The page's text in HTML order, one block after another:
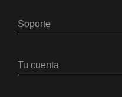
Soporte
Tu cuenta